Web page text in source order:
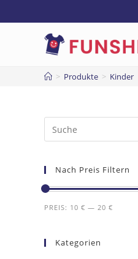
> Produkte > Kinder
Nach Preis Filtern
PREIS: 10 € — 20 €
Kategorien